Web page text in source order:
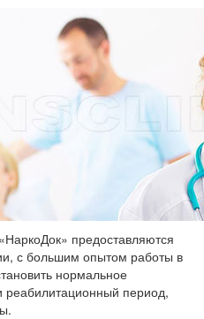
предоставляются
с большим опытом работы в
нормальное
реабилитационный период,